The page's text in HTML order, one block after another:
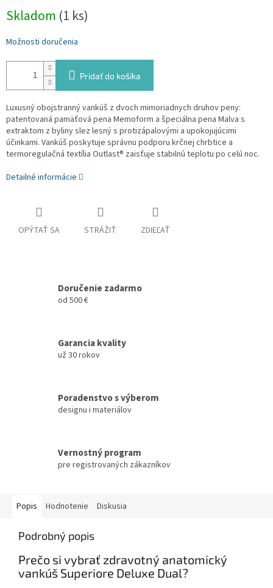
cena:
Skladom (1 ks)
Možnosti doručenia
Pridať do košíka
Luxusný obojstranný vankúš z dvoch mimoriadnych druhov peny:
patentovaná pamäťová pena Memoform a špeciálna pena Malva s
extraktom z byliny slez lesný s protizápalovými a upokojujúcimi
účinkami. Vankúš poskytuje správnu podporu krčnej chrbtice a
termoregulačná textília Outlast® zaisťuje stabilnú teplotu po celú noc.
Detailné informácie
OPÝTAŤ SA STRÁŽIŤ ZDIEĽAŤ
Doručenie zadarmo
od 500 €
Garancia kvality
už 30 rokov
Poradenstvo s výberom
designu i materiálov
Vernostný program
pre registrovaných zákazníkov
Popis Hodnotenie Diskusia
Podrobný popis
Prečo si vybrať zdravotný anatomický
vankúš Superiore Deluxe Dual?